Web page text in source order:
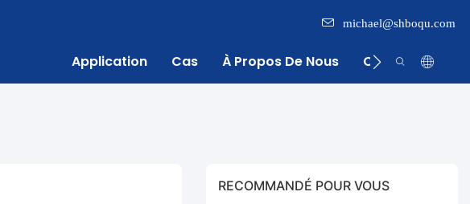
michael@shboqu.com
Application Cas À Propos De Nous Centre
RECOMMANDÉ POUR VOUS